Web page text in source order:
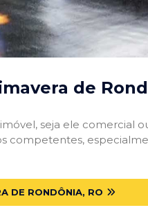
de
seja ele comercial
competentes,
DE RONDÔNIA, RO